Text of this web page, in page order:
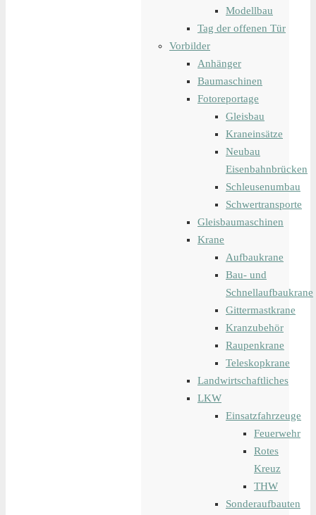
Modellbau
Tag der offenen Tür
Vorbilder
Anhänger
Baumaschinen
Fotoreportage
Gleisbau
Kraneinsätze
Neubau
Eisenbahnbrücken
Schleusenumbau
Schwertransporte
Gleisbaumaschinen
Krane
Aufbaukrane
Bau- und
Schnellaufbaukrane
Gittermastkrane
Kranzubehör
Raupenkrane
Teleskopkrane
Landwirtschaftliches
LKW
Einsatzfahrzeuge
Feuerwehr
Rotes
Kreuz
THW
Sonderaufbauten